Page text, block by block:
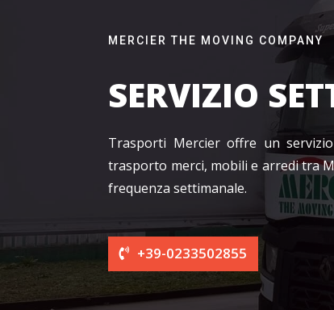
MERCIER THE MOVING COMPANY
SERVIZIO
Trasporti Mercier offre un
trasporto merci, mobili e arredi tra
frequenza settimanale.
+39-0233502855